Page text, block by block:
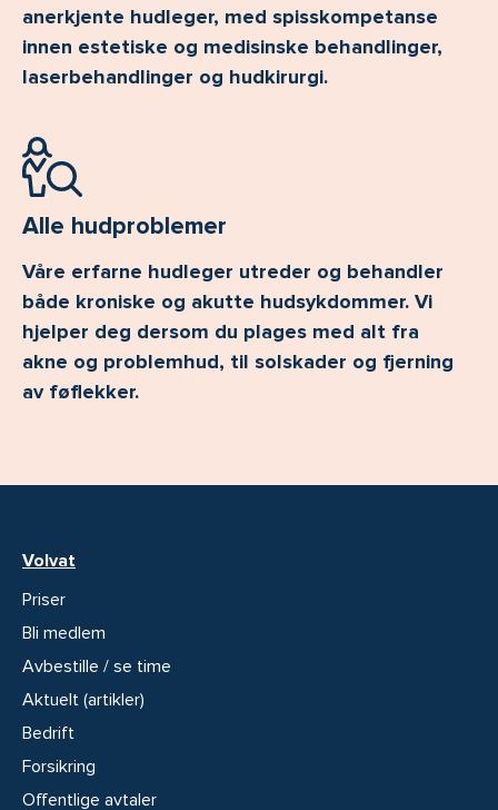
anerkjente hudleger, med spisskompetanse
innen estetiske og medisinske behandlinger,
laserbehandlinger og hudkirurgi.
Alle hudproblemer
Våre erfarne hudleger utreder og behandler
både kroniske og akutte hudsykdommer. Vi
hjelper deg dersom du plages med alt fra
akne og problemhud, til solskader og fjerning
av føflekker.
Volvat
Priser
Bli medlem
Avbestille / se time
Aktuelt (artikler)
Bedrift
Forsikring
Offentlige avtaler